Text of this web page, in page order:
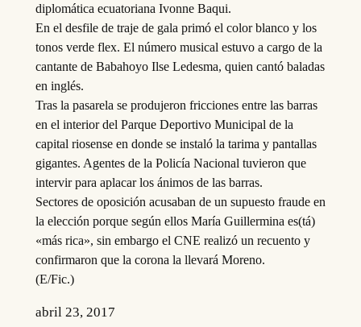
diplomática ecuatoriana Ivonne Baqui.
En el desfile de traje de gala primó el color blanco y los
tonos verde flex. El número musical estuvo a cargo de la
cantante de Babahoyo Ilse Ledesma, quien cantó baladas
en inglés.
Tras la pasarela se produjeron fricciones entre las barras
en el interior del Parque Deportivo Municipal de la
capital riosense en donde se instaló la tarima y pantallas
gigantes. Agentes de la Policía Nacional tuvieron que
intervir para aplacar los ánimos de las barras.
Sectores de oposición acusaban de un supuesto fraude en
la elección porque según ellos María Guillermina es(tá)
«más rica», sin embargo el CNE realizó un recuento y
confirmaron que la corona la llevará Moreno.
(E/Fic.)
abril 23, 2017